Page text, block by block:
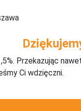
Przekazując
Ci wdzięczni.